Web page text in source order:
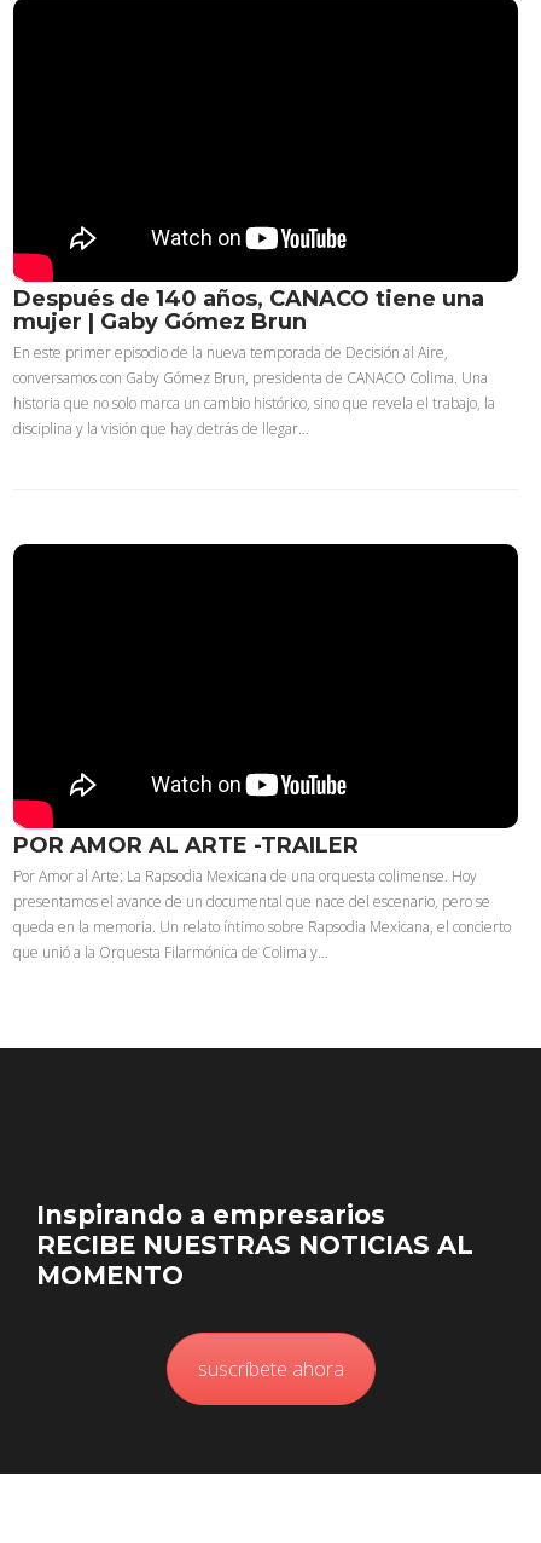
Después de 140 años, CANACO tiene una
mujer | Gaby Gómez Brun
En este primer episodio de la nueva temporada de Decisión al Aire,
conversamos con Gaby Gómez Brun, presidenta de CANACO Colima. Una
historia que no solo marca un cambio histórico, sino que revela el trabajo, la
disciplina y la visión que hay detrás de llegar…
POR AMOR AL ARTE -TRAILER
Por Amor al Arte: La Rapsodia Mexicana de una orquesta colimense. Hoy
presentamos el avance de un documental que nace del escenario, pero se
queda en la memoria. Un relato íntimo sobre Rapsodia Mexicana, el concierto
que unió a la Orquesta Filarmónica de Colima y…
Inspirando a empresarios
RECIBE NUESTRAS NOTICIAS AL
MOMENTO
suscríbete ahora